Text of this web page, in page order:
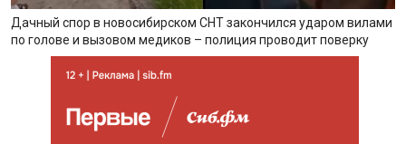
Дачный спор в новосибирском СНТ закончился ударом вилами
по голове и вызовом медиков – полиция проводит поверку